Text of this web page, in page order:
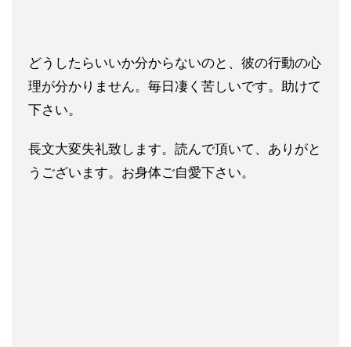
どうしたらいいか分からないのと、彼の行動の心
理が分かりません。毎日凄く苦しいです。助けて
下さい。
長文大変失礼致します。読んで頂いて、ありがと
うございます。お身体ご自愛下さい。